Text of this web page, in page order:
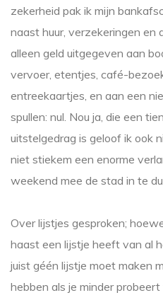
zekerheid pak ik mijn
naast huur, verzekeringen en
alleen geld uitgegeven aan
vervoer, etentjes, café-
entreekaartjes, en aan een
spullen: nul. Nou ja, die een
uitstelgedrag is geloof ik ook
niet stiekem een enorme
weekend mee de stad in te
Over lijstjes gesproken;
haast een lijstje heeft van al
juist géén lijstje moet maken
hebben als je minder